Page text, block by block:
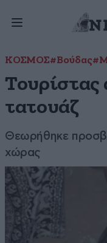
ΚΟΣΜΟΣ#Βούδας
Τουρίστας
τατουάζ
Θεωρήθηκε
χώρας